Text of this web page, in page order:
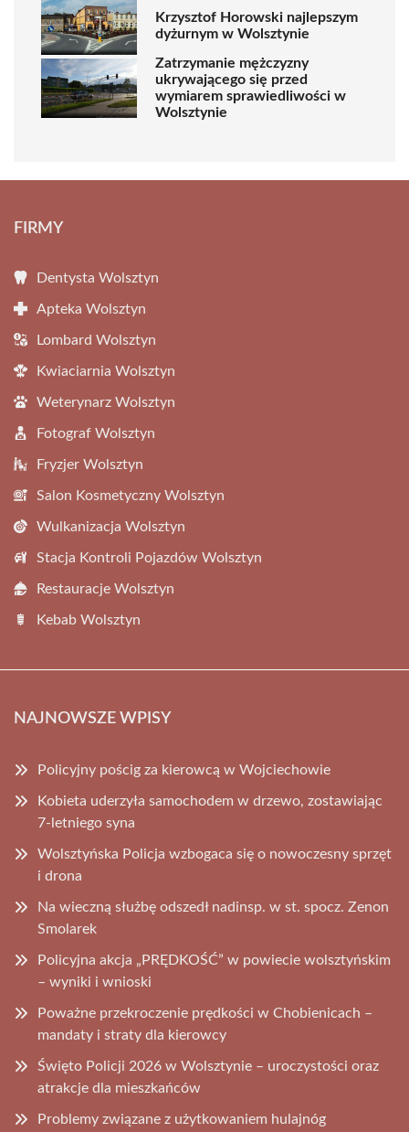
Krzysztof Horowski najlepszym
dyżurnym w Wolsztynie
Zatrzymanie mężczyzny
ukrywającego się przed
wymiarem sprawiedliwości w
Wolsztynie
FIRMY
Dentysta Wolsztyn
Apteka Wolsztyn
Lombard Wolsztyn
Kwiaciarnia Wolsztyn
Weterynarz Wolsztyn
Fotograf Wolsztyn
Fryzjer Wolsztyn
Salon Kosmetyczny Wolsztyn
Wulkanizacja Wolsztyn
Stacja Kontroli Pojazdów Wolsztyn
Restauracje Wolsztyn
Kebab Wolsztyn
NAJNOWSZE WPISY
Policyjny pościg za kierowcą w Wojciechowie
Kobieta uderzyła samochodem w drzewo, zostawiając
7-letniego syna
Wolsztyńska Policja wzbogaca się o nowoczesny sprzęt
i drona
Na wieczną służbę odszedł nadinsp. w st. spocz. Zenon
Smolarek
Policyjna akcja „PRĘDKOŚĆ” w powiecie wolsztyńskim
– wyniki i wnioski
Poważne przekroczenie prędkości w Chobienicach –
mandaty i straty dla kierowcy
Święto Policji 2026 w Wolsztynie – uroczystości oraz
atrakcje dla mieszkańców
Problemy związane z użytkowaniem hulajnóg